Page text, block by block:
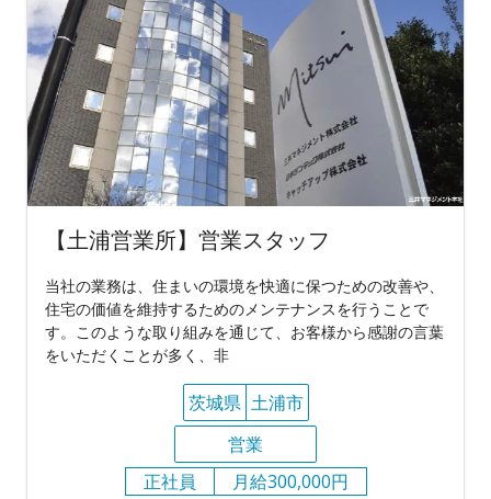
【土浦営業所】営業スタッフ
当社の業務は、住まいの環境を快適に保つための改善や、
住宅の価値を維持するためのメンテナンスを行うことで
す。このような取り組みを通じて、お客様から感謝の言葉
をいただくことが多く、非
茨城県 土浦市
営業
正社員
月給300,000円